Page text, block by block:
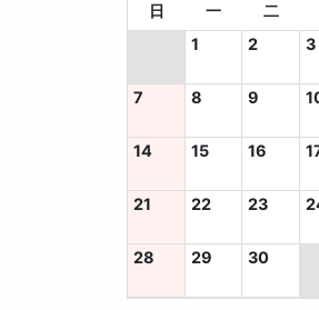
日 一 二
1
2 3
7 8 9
14 15 16
21 22 23
28 29 30